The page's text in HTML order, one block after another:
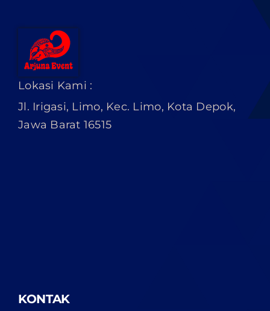
Lokasi Kami :
Jl. Irigasi, Limo, Kec. Limo, Kota Depok,
Jawa Barat 16515
KONTAK